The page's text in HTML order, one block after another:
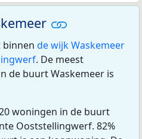
binnen de wijk Waskemeer
. De meest
de buurt Waskemeer is
woningen in de buurt
Ooststellingwerf. 82%